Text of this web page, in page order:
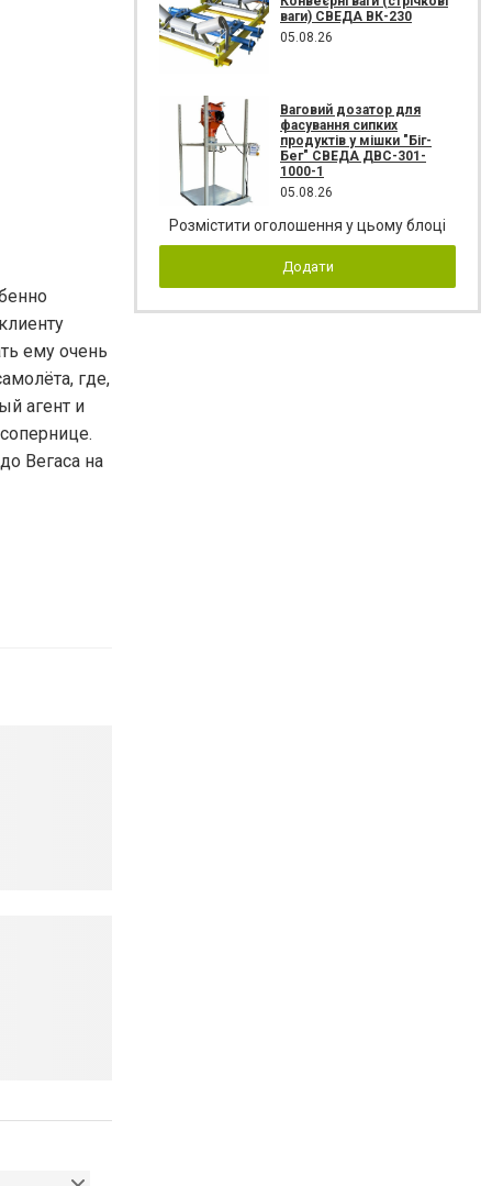
ему очень
где,
агент и
Вегаса на
ваги) СВЕДА ВК-230
05.08.26
Ваговий дозатор для
фасування сипких
продуктів у мішки "Біг-
Бег" СВЕДА ДВС-301-
1000-1
05.08.26
Розмістити оголошення у цьому блоці
Додати